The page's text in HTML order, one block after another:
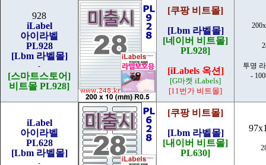
928
iLabel
아이라벨
PL928
[Lbm 라벨몰]
-
[스마트스토어]
비트몰 PL928]
[쿠팡 비트몰]
[Lbm 라벨몰]
[네이버 비트몰]
PL928]
[iLabels 옥션]
[G마켓 iLabels]
[11번가 비트몰]
투명
-
iLabel
아이라벨
PL628
[Lbm 라벨몰]
-
[쿠팡 비트몰]
[Lbm 라벨몰]
[내이버 비트몰]
PL630]